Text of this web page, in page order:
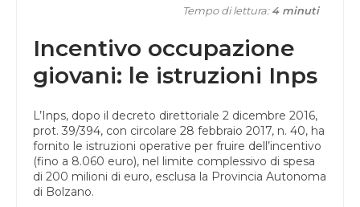
Tempo di lettura:4 minuti
Incentivo occupazione
giovani: le istruzioni Inps
L’Inps, dopo il decreto direttoriale 2 dicembre 2016,
prot. 39/394, con circolare 28 febbraio 2017, n. 40, ha
fornito le istruzioni operative per fruire dell’incentivo
(fino a 8.060 euro), nel limite complessivo di spesa
di 200 milioni di euro, esclusa la Provincia Autonoma
di Bolzano.